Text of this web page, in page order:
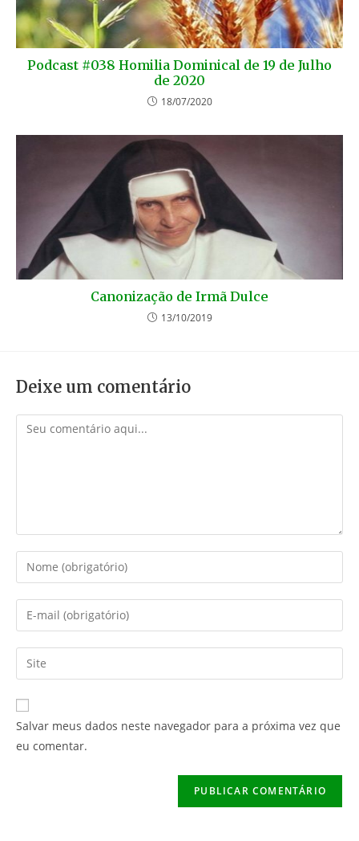
Podcast #038 Homilia Dominical de 19 de Julho
de 2020
18/07/2020
Canonização de Irmã Dulce
13/10/2019
Deixe um comentário
Comentário
Digite
seu
nome
ou
de
usuário
para
comentar
Digite
seu
endereço
de
mail
para
comentar
Digite
o
URL
do
Salvar meus dados neste navegador para a próxima vez que
eu comentar.